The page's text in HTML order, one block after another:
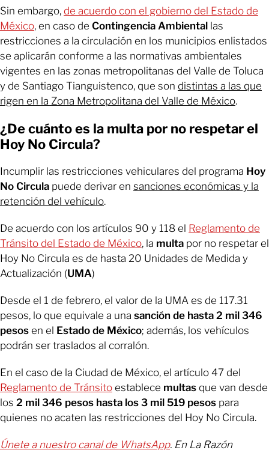
Sin embargo, de acuerdo con el gobierno del Estado de
México, en caso de Contingencia Ambiental las
restricciones a la circulación en los municipios enlistados
se aplicarán conforme a las normativas ambientales
vigentes en las zonas metropolitanas del Valle de Toluca
y de Santiago Tianguistenco, que son distintas a las que
rigen en la Zona Metropolitana del Valle de México.
¿De cuánto es la multa por no respetar el
Hoy No Circula?
Incumplir las restricciones vehiculares del programa Hoy
No Circula puede derivar en sanciones económicas y la
retención del vehículo.
De acuerdo con los artículos 90 y 118 el Reglamento de
Tránsito del Estado de México, la multa por no respetar el
Hoy No Circula es de hasta 20 Unidades de Medida y
Actualización (UMA)
Desde el 1 de febrero, el valor de la UMA es de 117.31
pesos, lo que equivale a una sanción de hasta 2 mil 346
pesos en el Estado de México; además, los vehículos
podrán ser traslados al corralón.
En el caso de la Ciudad de México, el artículo 47 del
Reglamento de Tránsito establece multas que van desde
los 2 mil 346 pesos hasta los 3 mil 519 pesos para
quienes no acaten las restricciones del Hoy No Circula.
Únete a nuestro canal de WhatsApp. En La Razón